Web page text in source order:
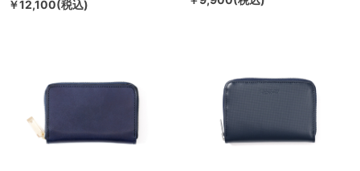
￥12,100(税込)